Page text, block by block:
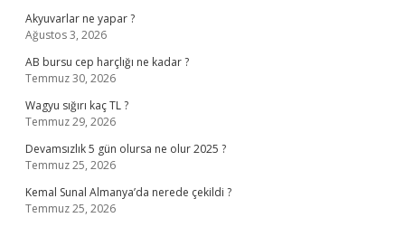
Akyuvarlar ne yapar ?
Ağustos 3, 2026
AB bursu cep harçlığı ne kadar ?
Temmuz 30, 2026
Wagyu sığırı kaç TL ?
Temmuz 29, 2026
Devamsızlık 5 gün olursa ne olur 2025 ?
Temmuz 25, 2026
Kemal Sunal Almanya’da nerede çekildi ?
Temmuz 25, 2026